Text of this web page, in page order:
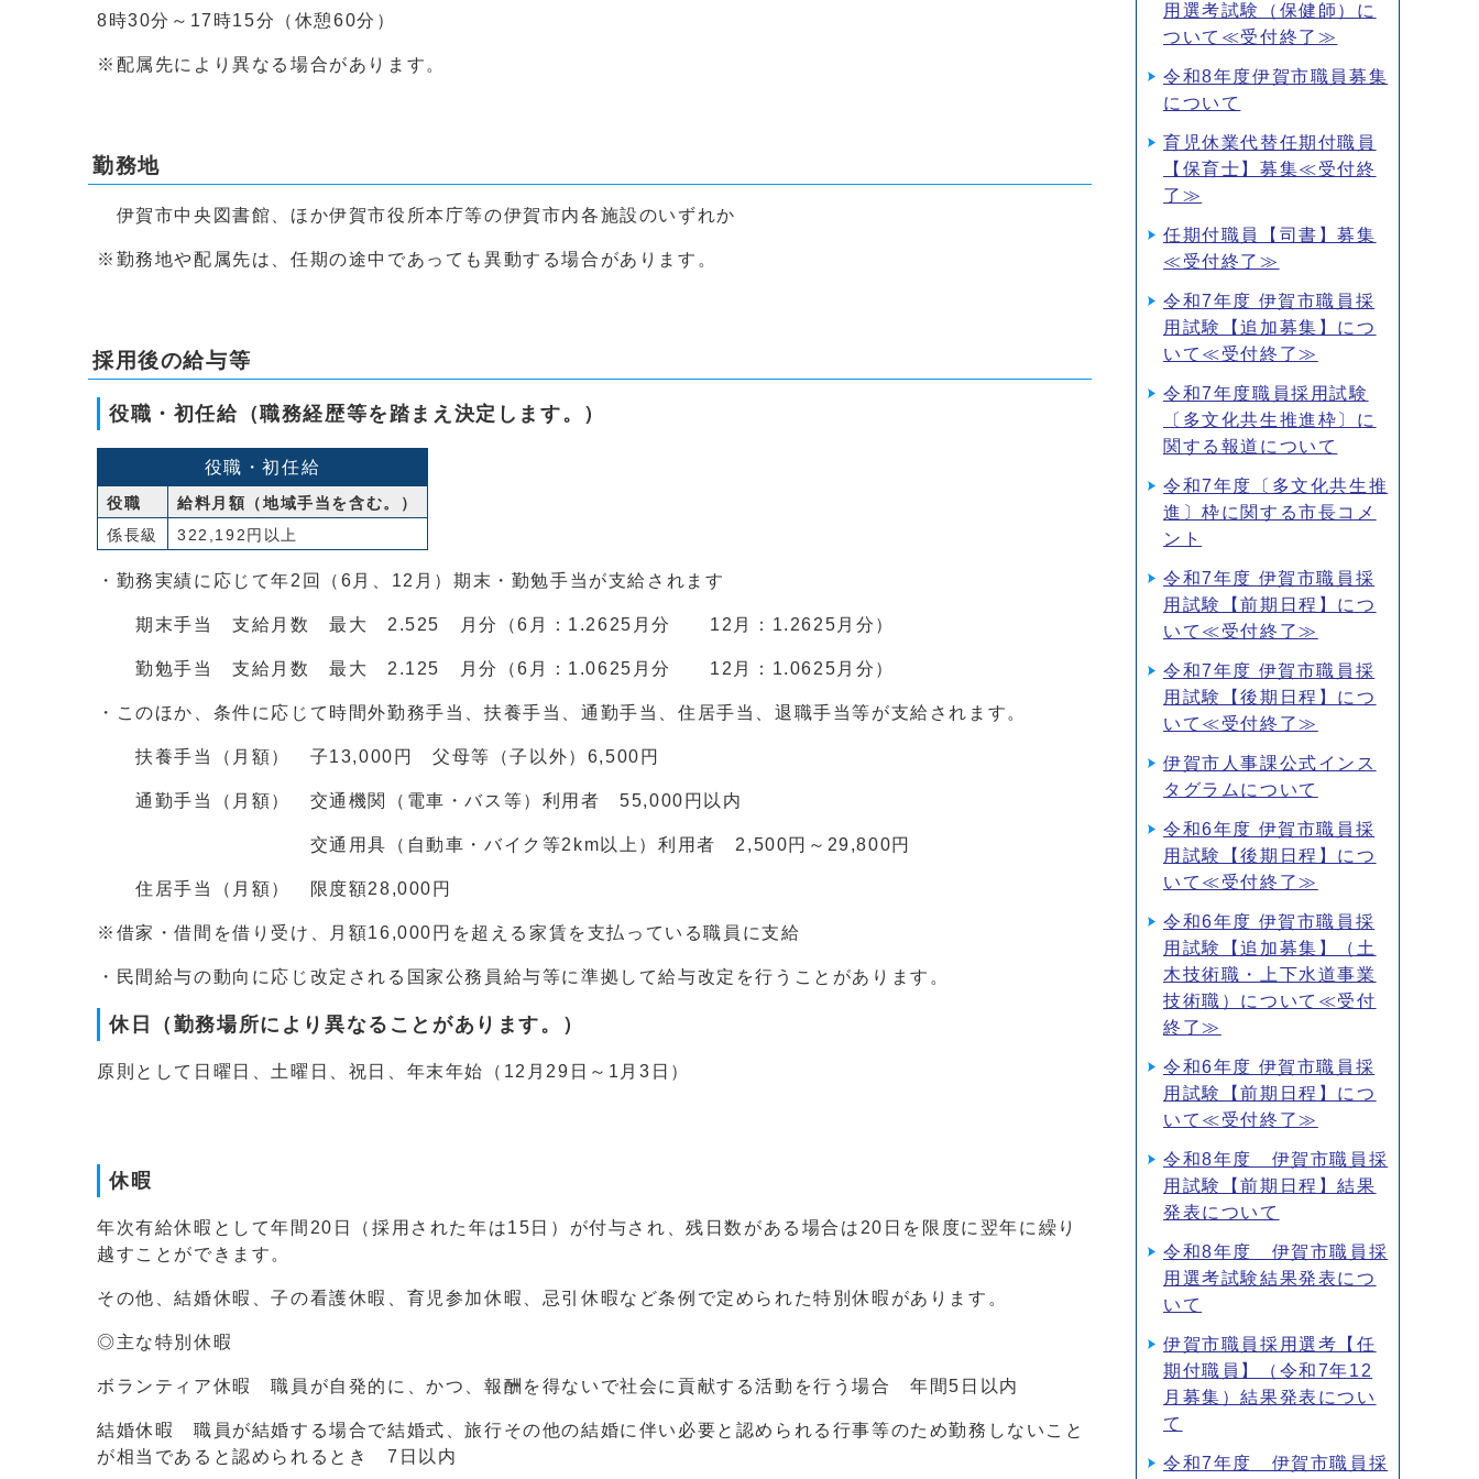
8時30分～17時15分（休憩60分）
※配属先により異なる場合があります。
勤務地
伊賀市中央図書館、ほか伊賀市役所本庁等の伊賀市内各施設のいずれか
※勤務地や配属先は、任期の途中であっても異動する場合があります。
採用後の給与等
役職・初任給（職務経歴等を踏まえ決定します。）
役職・初任給
役職
給料月額（地域手当を含む。）
係長級
322,192円以上
・勤務実績に応じて年2回（6月、12月）期末・勤勉手当が支給されます
期末手当 支給月数 最大 2.525 月分（6月：1.2625月分 12月：1.2625月分）
勤勉手当 支給月数 最大 2.125 月分（6月：1.0625月分 12月：1.0625月分）
・このほか、条件に応じて時間外勤務手当、扶養手当、通勤手当、住居手当、退職手当等が支給されます。
扶養手当（月額） 子13,000円 父母等（子以外）6,500円
通勤手当（月額） 交通機関（電車・バス等）利用者 55,000円以内
交通用具（自動車・バイク等2km以上）利用者 2,500円～29,800円
住居手当（月額） 限度額28,000円
※借家・借間を借り受け、月額16,000円を超える家賃を支払っている職員に支給
・民間給与の動向に応じ改定される国家公務員給与等に準拠して給与改定を行うことがあります。
休日（勤務場所により異なることがあります。）
原則として日曜日、土曜日、祝日、年末年始（12月29日～1月3日）
休暇
年次有給休暇として年間20日（採用された年は15日）が付与され、残日数がある場合は20日を限度に翌年に繰り
越すことができます。
その他、結婚休暇、子の看護休暇、育児参加休暇、忌引休暇など条例で定められた特別休暇があります。
◎主な特別休暇
ボランティア休暇 職員が自発的に、かつ、報酬を得ないで社会に貢献する活動を行う場合 年間5日以内
結婚休暇 職員が結婚する場合で結婚式、旅行その他の結婚に伴い必要と認められる行事等のため勤務しないこと
が相当であると認められるとき 7日以内
用選考試験（保健師）に
ついて≪受付終了≫
令和8年度伊賀市職員募集
について
育児休業代替任期付職員
【保育士】募集≪受付終
了≫
任期付職員【司書】募集
≪受付終了≫
令和7年度 伊賀市職員採
用試験【追加募集】につ
いて≪受付終了≫
令和7年度職員採用試験
〔多文化共生推進枠〕に
関する報道について
令和7年度〔多文化共生推
進〕枠に関する市長コメ
ント
令和7年度 伊賀市職員採
用試験【前期日程】につ
いて≪受付終了≫
令和7年度 伊賀市職員採
用試験【後期日程】につ
いて≪受付終了≫
伊賀市人事課公式インス
タグラムについて
令和6年度 伊賀市職員採
用試験【後期日程】につ
いて≪受付終了≫
令和6年度 伊賀市職員採
用試験【追加募集】（土
木技術職・上下水道事業
技術職）について≪受付
終了≫
令和6年度 伊賀市職員採
用試験【前期日程】につ
いて≪受付終了≫
令和8年度 伊賀市職員採
用試験【前期日程】結果
発表について
令和8年度 伊賀市職員採
用選考試験結果発表につ
いて
伊賀市職員採用選考【任
期付職員】（令和7年12
月募集）結果発表につい
て
令和7年度 伊賀市職員採